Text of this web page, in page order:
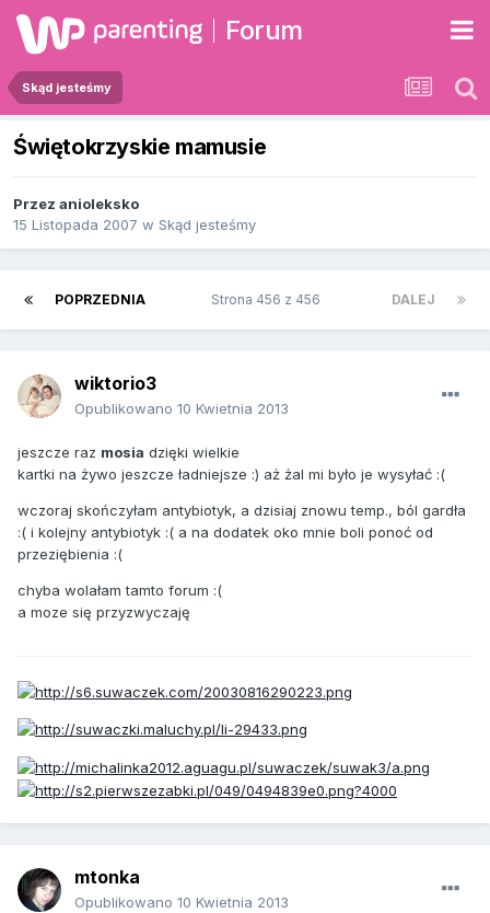
Forum
Skąd jesteśmy
Świętokrzyskie mamusie
Przez anioleksko
15 Listopada 2007 w Skąd jesteśmy
POPRZEDNIA DALEJ
Strona 456 z 456
wiktorio3
Opublikowano 10 Kwietnia 2013
jeszcze raz mosia dzięki wielkie
kartki na żywo jeszcze ładniejsze :) aż żal mi było je wysyłać :(
wczoraj skończyłam antybiotyk, a dzisiaj znowu temp., ból gardła
:( i kolejny antybiotyk :( a na dodatek oko mnie boli ponoć od
przeziębienia :(
chyba wolałam tamto forum :(
a moze się przyzwyczaję
mtonka
Opublikowano 10 Kwietnia 2013